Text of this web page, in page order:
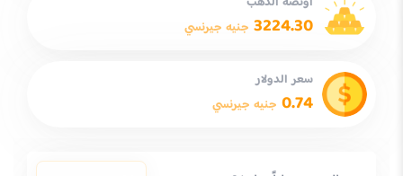
3224.30 جنيه جيرنسي
سعر الدولار
0.74 جنيه جيرنسي